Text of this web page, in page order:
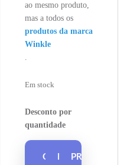
ao mesmo produto,
mas a todos os
produtos da marca
Winkle
.
Em stock
Desconto por
quantidade
QUANTIDADE
DESCONTO
PREÇO